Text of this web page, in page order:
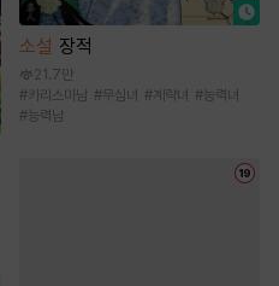
소설 장적
21.7만
#카리스마남 #무심녀 #계략녀 #능력녀
#능력남